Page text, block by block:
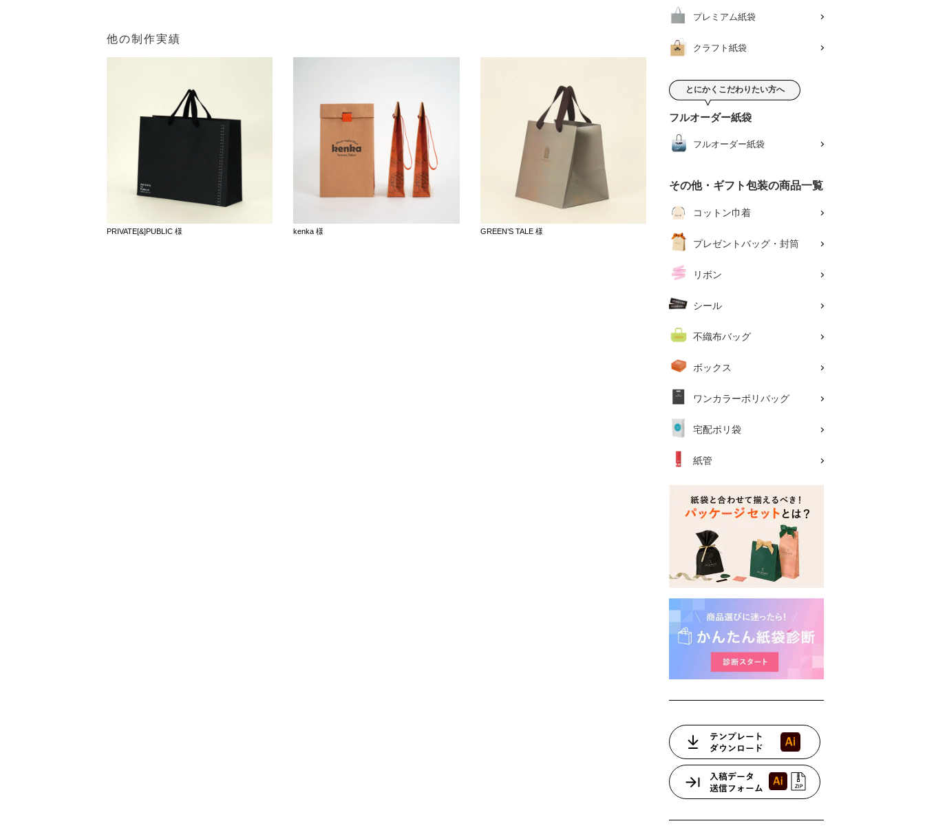
他の制作実績
PRIVATE[&]PUBLIC 様 kenka 様 GREEN’S TALE 様
プレミアム紙袋
クラフト紙袋
とにかくこだわりたい方へ
フルオーダー紙袋
フルオーダー紙袋
その他・ギフト包装の商品一覧
コットン巾着
プレゼントバッグ・封筒
リボン
シール
不織布バッグ
ボックス
ワンカラーポリバッグ
宅配ポリ袋
紙管